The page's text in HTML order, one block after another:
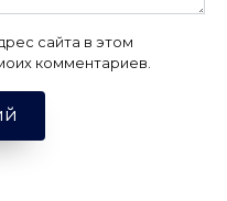
сайта в этом
комментариев.